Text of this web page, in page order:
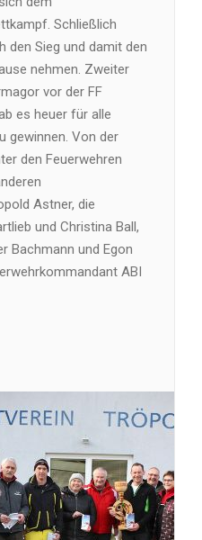
Schließlich
den Sieg und damit den
nehmen. Zweiter
vor der FF
es heuer für alle
gewinnen. Von der
den Feuerwehren
Astner, die
und Christina Ball,
Bachmann und Egon
ABI